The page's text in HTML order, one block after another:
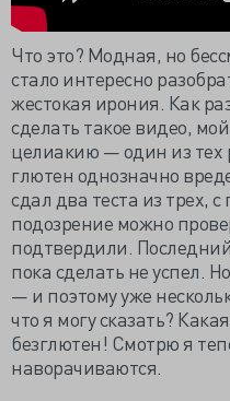
Что это? Модная, но
стало интересно
жестокая ирония. Как
сделать такое видео,
целиакию — один из тех
глютен однозначно
сдал два теста из трех,
подозрение можно
подтвердили.
пока сделать не успел.
— и поэтому уже
что я могу сказать?
безглютен! Смотрю я
наворачиваются.